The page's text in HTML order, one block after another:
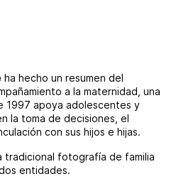
ha hecho un resumen del
a la maternidad, una
1997 apoya adolescentes y
la toma de decisiones, el
con sus hijos e hijas.
tradicional fotografía de familia
entidades.